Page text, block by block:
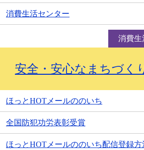
消費生活センター
消費生
安全・安心なまちづく
ほっとHOTメールののいち
全国防犯功労表彰受賞
ほっとHOTメールののいち配信登録方